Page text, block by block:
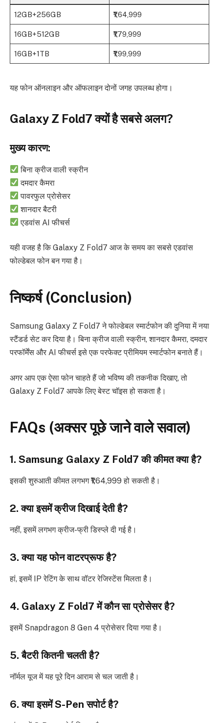
12GB+256GB ₹1,64,999
16GB+512GB ₹1,79,999
16GB+1TB ₹1,99,999
यह फोन ऑनलाइन और ऑफलाइन दोनों जगह उपलब्ध होगा।
Galaxy Z Fold7 क्यों है सबसे अलग?
मुख्य कारण:
बिना क्रीज वाली स्क्रीन
दमदार कैमरा
पावरफुल प्रोसेसर
शानदार बैटरी
एडवांस AI फीचर्स
यही वजह है कि Galaxy Z Fold7 आज के समय का सबसे एडवांस
फोल्डेबल फोन बन गया है।
निष्कर्ष (Conclusion)
Samsung Galaxy Z Fold7 ने फोल्डेबल स्मार्टफोन की दुनिया में नया
स्टैंडर्ड सेट कर दिया है। बिना क्रीज वाली स्क्रीन, शानदार कैमरा, दमदार
परफॉर्मेंस और AI फीचर्स इसे एक परफेक्ट प्रीमियम स्मार्टफोन बनाते हैं।
अगर आप एक ऐसा फोन चाहते हैं जो भविष्य की तकनीक दिखाए, तो
Galaxy Z Fold7 आपके लिए बेस्ट चॉइस हो सकता है।
FAQs (अक्सर पूछे जाने वाले सवाल)
1. Samsung Galaxy Z Fold7 की कीमत क्या है?
इसकी शुरुआती कीमत लगभग ₹1,64,999 हो सकती है।
2. क्या इसमें क्रीज दिखाई देती है?
नहीं, इसमें लगभग क्रीज-फ्री डिस्प्ले दी गई है।
3. क्या यह फोन वाटरप्रूफ है?
हां, इसमें IP रेटिंग के साथ वॉटर रेजिस्टेंस मिलता है।
4. Galaxy Z Fold7 में कौन सा प्रोसेसर है?
इसमें Snapdragon 8 Gen 4 प्रोसेसर दिया गया है।
5. बैटरी कितनी चलती है?
नॉर्मल यूज में यह पूरे दिन आराम से चल जाती है।
6. क्या इसमें S-Pen सपोर्ट है?